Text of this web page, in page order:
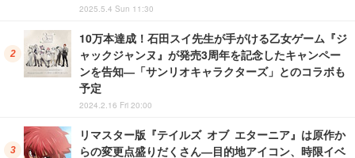
2025.5.4 Sun 11:30
10万本達成！石田スイ先生が手がける乙女ゲーム『ジ
ャックジャンヌ』が発売3周年を記念したキャンペー
ンを告知―「サンリオキャラクターズ」とのコラボも
予定
2024.2.16 Fri 20:00
リマスター版『テイルズ オブ エターニア』は原作か
らの変更点盛りだくさん―目的地アイコン、時限イベ